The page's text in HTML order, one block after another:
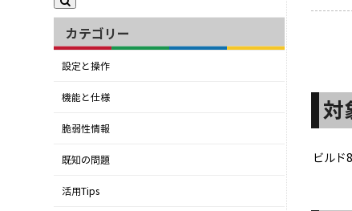
カテゴリー
設定と操作
機能と仕様
脆弱性情報
既知の問題
活用Tips
対
ビルド